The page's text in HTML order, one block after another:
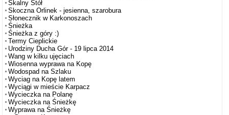
Skalny Stół
Skoczna Orlinek - jesienna, szarobura
Słonecznik w Karkonoszach
Śnieżka
Śnieżka z góry :)
Termy Cieplickie
Urodziny Ducha Gór - 19 lipca 2014
Wang w kilku ujęciach
Wiosenna wyprawa na Kopę
Wodospad na Szlaku
Wyciag na Kopę latem
Wyciągi w mieście Karpacz
Wycieczka na Polanę
Wycieczka na Śnieżkę
Wyprawa na Śnieżkę